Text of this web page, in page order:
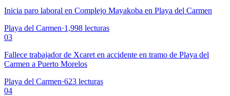
Inicia paro laboral en Complejo Mayakoba en Playa del Carmen
Playa del Carmen·1,998 lecturas
03
Fallece trabajador de Xcaret en accidente en tramo de Playa del
Carmen a Puerto Morelos
Playa del Carmen·623 lecturas
04